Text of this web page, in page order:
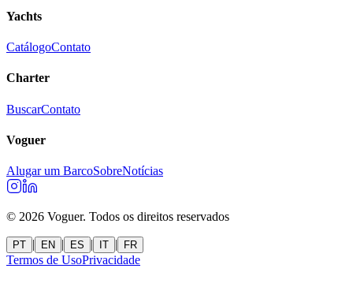
Yachts
CatálogoContato
Charter
BuscarContato
Voguer
Alugar um BarcoSobreNotícias
© 2026 Voguer. Todos os direitos reservados
PT | EN | ES | IT | FR
Termos de UsoPrivacidade